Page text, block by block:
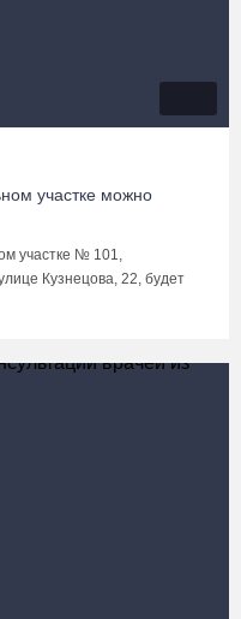
участке можно
участке № 101,
Кузнецова, 22, будет